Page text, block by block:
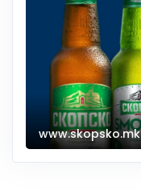
www.skopsko.mk